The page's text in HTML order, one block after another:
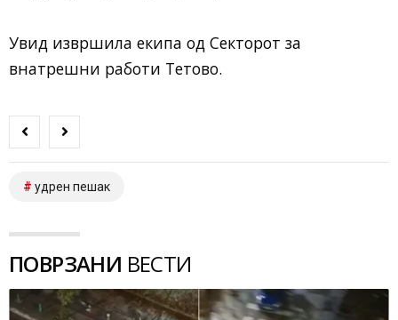
Увид извршила екипа од Сeкторот за
внатрешни работи Тетово.
удрен пешак
ПОВРЗАНИ ВЕСТИ